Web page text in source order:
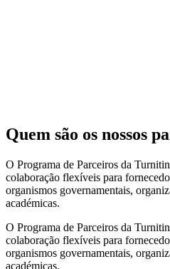
Quem são os nossos
O Programa de Parceiros da
colaboração flexíveis para
organismos governamentais,
académicas.
O Programa de Parceiros da
colaboração flexíveis para
organismos governamentais,
académicas.